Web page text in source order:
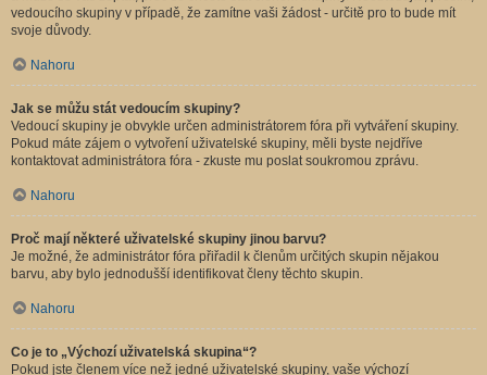
vedoucího skupiny v případě, že zamítne vaši žádost - určitě pro to bude mít
svoje důvody.
Nahoru
Jak se můžu stát vedoucím skupiny?
Vedoucí skupiny je obvykle určen administrátorem fóra při vytváření skupiny.
Pokud máte zájem o vytvoření uživatelské skupiny, měli byste nejdříve
kontaktovat administrátora fóra - zkuste mu poslat soukromou zprávu.
Nahoru
Proč mají některé uživatelské skupiny jinou barvu?
Je možné, že administrátor fóra přiřadil k členům určitých skupin nějakou
barvu, aby bylo jednodušší identifikovat členy těchto skupin.
Nahoru
Co je to „Výchozí uživatelská skupina“?
Pokud jste členem více než jedné uživatelské skupiny, vaše výchozí